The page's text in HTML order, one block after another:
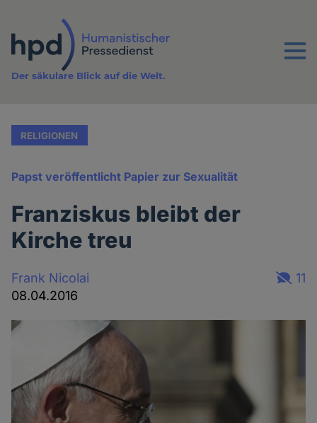
Inhalt
Menu
Der säkulare Blick auf die Welt.
RELIGIONEN
Papst veröffentlicht Papier zur Sexualität
Franziskus bleibt der
Kirche treu
Frank Nicolai
08.04.2016
11